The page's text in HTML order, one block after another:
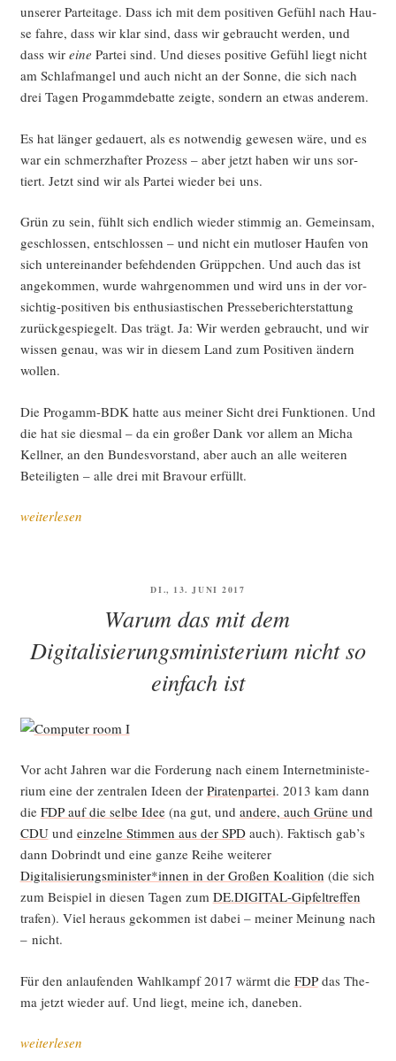
unse­rer Par­tei­ta­ge. Dass ich mit dem posi­ti­ven Gefühl nach Hau­
se fah­re, dass wir klar sind, dass wir gebraucht wer­den, und
dass wir eine Par­tei sind. Und die­ses posi­ti­ve Gefühl liegt nicht
am Schlaf­man­gel und auch nicht an der Son­ne, die sich nach
drei Tagen Pro­gamm­de­bat­te zeig­te, son­dern an etwas anderem.
Es hat län­ger gedau­ert, als es not­wen­dig gewe­sen wäre, und es
war ein schmerz­haf­ter Pro­zess – aber jetzt haben wir uns sor­
tiert. Jetzt sind wir als Par­tei wie­der bei uns.
Grün zu sein, fühlt sich end­lich wie­der stim­mig an. Gemein­sam,
geschlos­sen, ent­schlos­sen – und nicht ein mut­lo­ser Hau­fen von
sich unter­ein­an­der befeh­den­den Grüpp­chen. Und auch das ist
ange­kom­men, wur­de wahr­ge­nom­men und wird uns in der vor­
sich­tig-posi­ti­ven bis enthu­si­as­ti­schen Pres­se­be­richt­erstat­tung
zurück­ge­spie­gelt. Das trägt. Ja: Wir wer­den gebraucht, und wir
wis­sen genau, was wir in die­sem Land zum Posi­ti­ven ändern
wollen.
Die Pro­gamm-BDK hat­te aus mei­ner Sicht drei Funk­tio­nen. Und
die hat sie dies­mal – da ein gro­ßer Dank vor allem an Micha
Kell­ner, an den Bun­des­vor­stand, aber auch an alle wei­te­ren
Betei­lig­ten – alle drei mit Bra­vour erfüllt.
„Bei
weiterlesen
VERÖFFENTLICHT
DI., 13. JUNI 2017
Warum das mit dem
Digitalisierungsministerium nicht so
einfach ist
Vor acht Jah­ren war die For­de­rung nach einem Inter­net­mi­nis­te­
ri­um eine der zen­tra­len Ideen der Pira­ten­par­tei. 2013 kam dann
die FDP auf die sel­be Idee(na gut, und ande­re, auch Grü­ne und
CDUund ein­zel­ne Stim­men aus der SPDauch). Fak­tisch gab’s
dann Dob­rindt und eine gan­ze Rei­he wei­te­rer
Digitalisierungsminister*innen in der Gro­ßen Koali­ti­on (die sich
zum Bei­spiel in die­sen Tagen zum DE.DIGITAL-Gipfeltreffen
tra­fen). Viel her­aus gekom­men ist dabei – mei­ner Mei­nung nach
– nicht.
Für den anlau­fen­den Wahl­kampf 2017 wärmt die FDPdas The­
ma jetzt wie­der auf. Und liegt, mei­ne ich, daneben.
„War­
weiterlesen